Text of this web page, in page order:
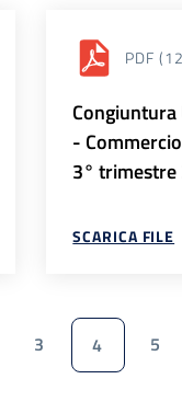
PDF
-
3° trimestre
SCARICA FILE
3 4 5